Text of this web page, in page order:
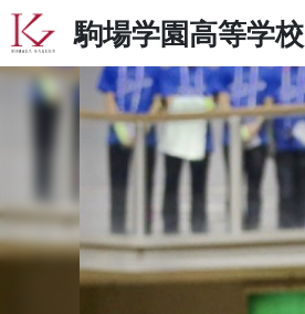
駒場学園高等学校